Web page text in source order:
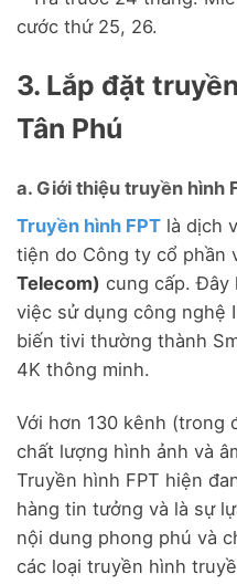
cước thứ 25, 26.
3. Lắp đặt
Tân Phú
a. Giới thiệu truyền hình
Truyền hình FPT là dịch
tiện do Công ty cổ phần
Telecom) cung cấp. Đây
việc sử dụng công nghệ
biến tivi thường thành
4K thông minh.
Với hơn 130 kênh (trong
chất lượng hình ảnh và
Truyền hình FPT hiện
hàng tin tưởng và là sự
nội dung phong phú và
các loại truyền hình